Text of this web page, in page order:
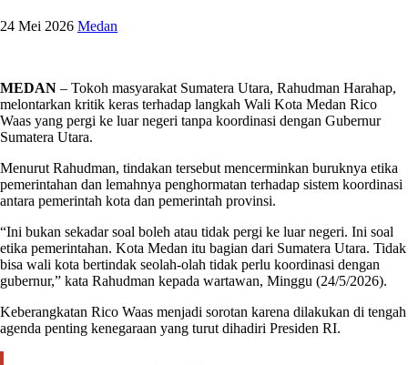
24 Mei 2026 Medan
MEDAN – Tokoh masyarakat Sumatera Utara, Rahudman Harahap,
melontarkan kritik keras terhadap langkah Wali Kota Medan Rico
Waas yang pergi ke luar negeri tanpa koordinasi dengan Gubernur
Sumatera Utara.
Menurut Rahudman, tindakan tersebut mencerminkan buruknya etika
pemerintahan dan lemahnya penghormatan terhadap sistem koordinasi
antara pemerintah kota dan pemerintah provinsi.
“Ini bukan sekadar soal boleh atau tidak pergi ke luar negeri. Ini soal
etika pemerintahan. Kota Medan itu bagian dari Sumatera Utara. Tidak
bisa wali kota bertindak seolah-olah tidak perlu koordinasi dengan
gubernur,” kata Rahudman kepada wartawan, Minggu (24/5/2026).
Keberangkatan Rico Waas menjadi sorotan karena dilakukan di tengah
agenda penting kenegaraan yang turut dihadiri Presiden RI.